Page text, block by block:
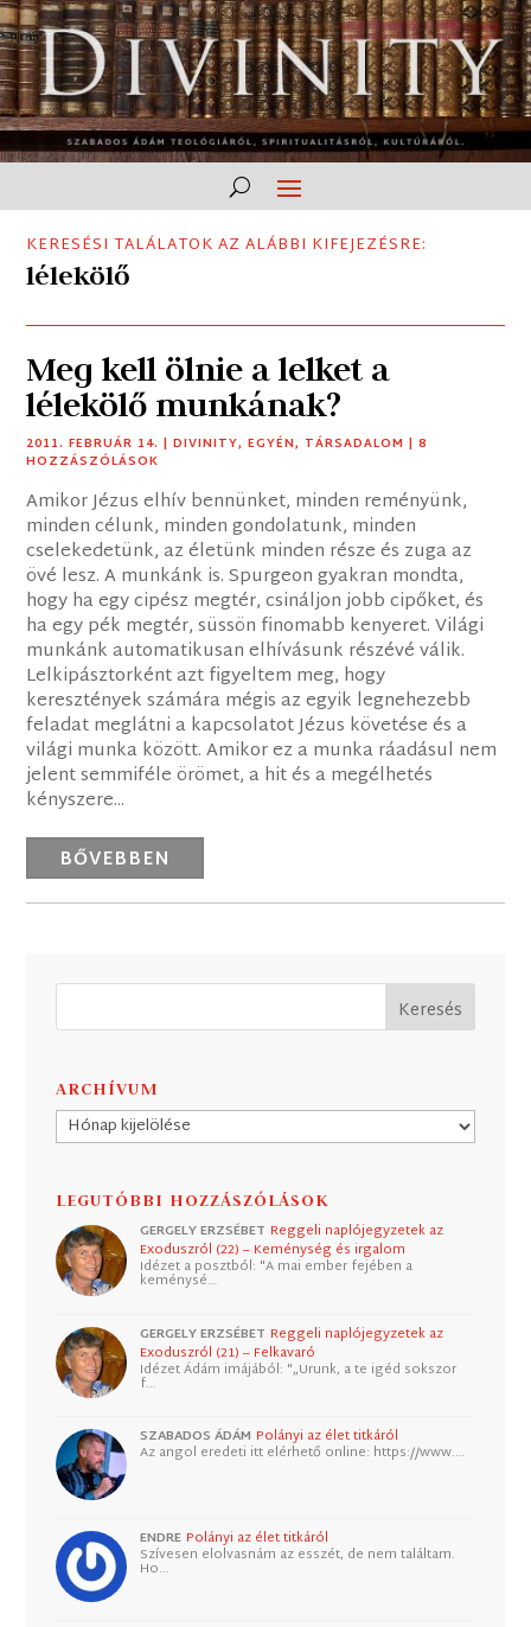
KERESÉSI TALÁLATOK AZ ALÁBBI KIFEJEZÉSRE:
lélekölő
Meg kell ölnie a lelket a
lélekölő munkának?
2011. FEBRUÁR 14. |DIVINITY,EGYÉN, TÁRSADALOM | 8
HOZZÁSZÓLÁSOK
Amikor Jézus elhív bennünket, minden reményünk,
minden célunk, minden gondolatunk, minden
cselekedetünk, az életünk minden része és zuga az
övé lesz. A munkánk is. Spurgeon gyakran mondta,
hogy ha egy cipész megtér, csináljon jobb cipőket, és
ha egy pék megtér, süssön finomabb kenyeret. Világi
munkánk automatikusan elhívásunk részévé válik.
Lelkipásztorként azt figyeltem meg, hogy
keresztények számára mégis az egyik legnehezebb
feladat meglátni a kapcsolatot Jézus követése és a
világi munka között. Amikor ez a munka ráadásul nem
jelent semmiféle örömet, a hit és a megélhetés
kényszere...
BŐVEBBEN
ARCHÍVUM
Archívum
LEGUTÓBBI HOZZÁSZÓLÁSOK
GERGELY ERZSÉBET Reggeli naplójegyzetek az
Exoduszról (22) – Keménység és irgalom
Idézet a posztból: "A mai ember fejében a
keménysé…
GERGELY ERZSÉBET Reggeli naplójegyzetek az
Exoduszról (21) – Felkavaró
Idézet Ádám imájából: "„Urunk, a te igéd sokszor
f…
SZABADOS ÁDÁM Polányi az élet titkáról
Az angol eredeti itt elérhető online: https://www.…
ENDRE Polányi az élet titkáról
Szívesen elolvasnám az esszét, de nem találtam.
Ho…